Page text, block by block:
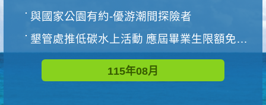
與國家公園有約-優游潮間探險者
墾管處推低碳水上活動 應屆畢業生限額免費參加
115年08月